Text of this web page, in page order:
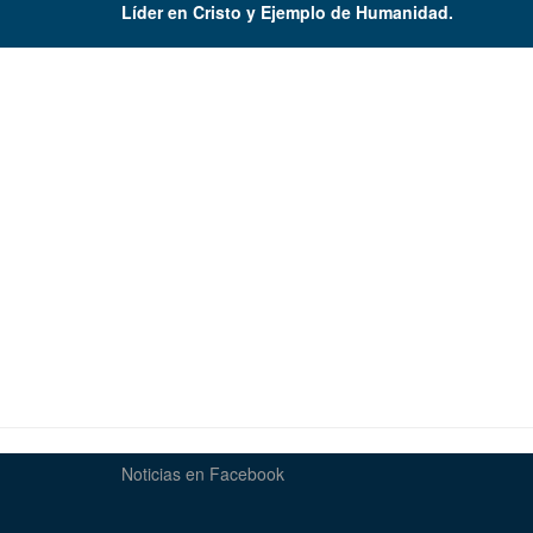
Líder en Cristo y Ejemplo de Humanidad.
Noticias en Facebook